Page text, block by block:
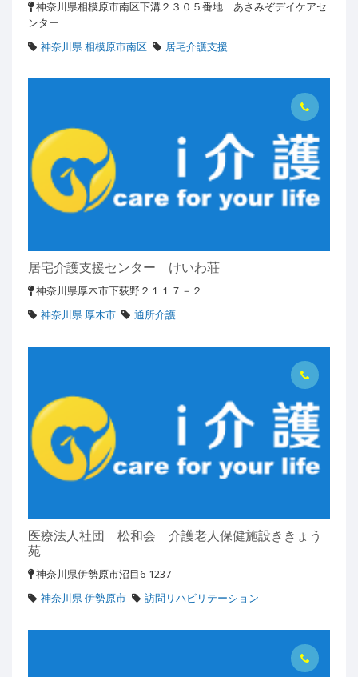
神奈川県相模原市南区下溝２３０５番地 あさみぞデイケアセ
ンター
神奈川県 相模原市南区
居宅介護支援
居宅介護支援センター けいわ荘
神奈川県厚木市下荻野２１１７－２
神奈川県 厚木市
通所介護
医療法人社団 松和会 介護老人保健施設ききょう
苑
神奈川県伊勢原市沼目6-1237
神奈川県 伊勢原市
訪問リハビリテーション